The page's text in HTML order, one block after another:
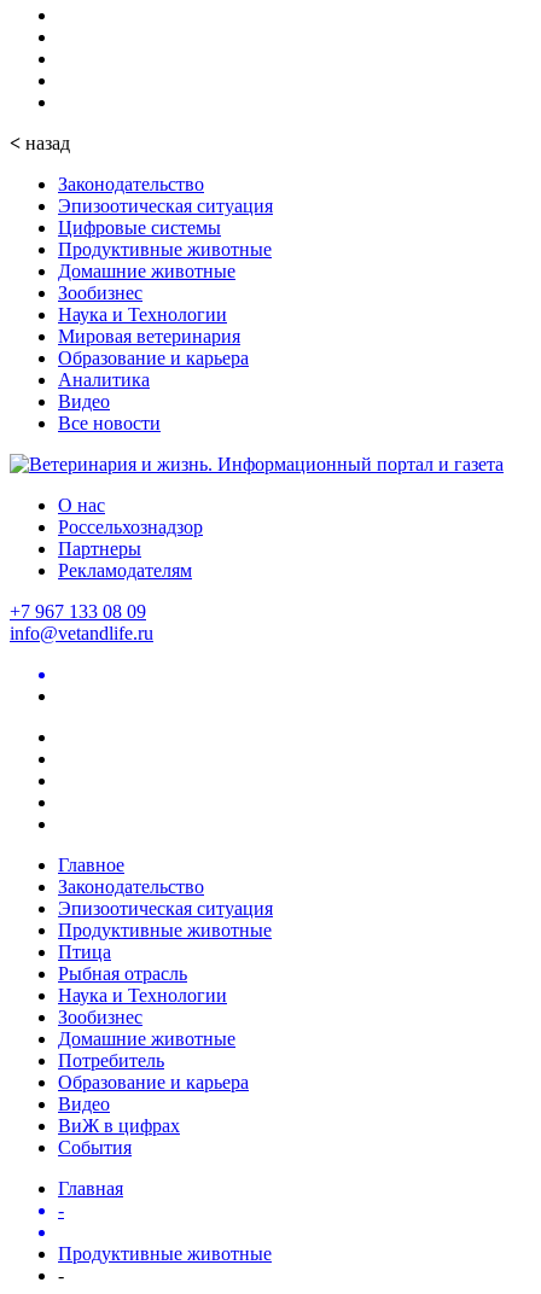
< назад
Законодательство
Эпизоотическая ситуация
Цифровые системы
Продуктивные животные
Домашние животные
Зообизнес
Наука и Технологии
Мировая ветеринария
Образование и карьера
Аналитика
Видео
Все новости
О нас
Россельхознадзор
Партнеры
Рекламодателям
+7 967 133 08 09
info@vetandlife.ru
Главное
Законодательство
Эпизоотическая ситуация
Продуктивные животные
Птица
Рыбная отрасль
Наука и Технологии
Зообизнес
Домашние животные
Потребитель
Образование и карьера
Видео
ВиЖ в цифрах
События
Главная
-
Продуктивные животные
-